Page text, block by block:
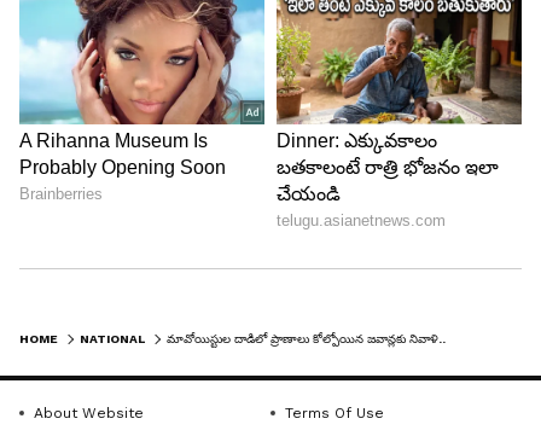
HOME NATIONAL
About Website Terms Of Use